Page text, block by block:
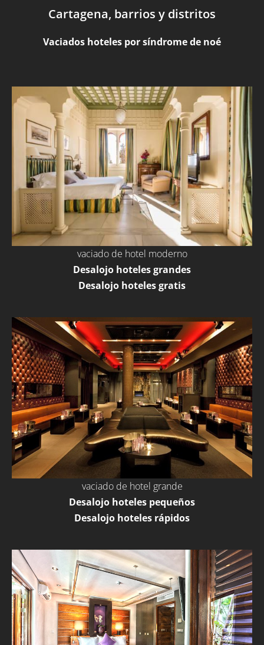
Cartagena, barrios y distritos
Vaciados hoteles por síndrome de noé
vaciado de hotel moderno
Desalojo hoteles grandes
Desalojo hoteles gratis
vaciado de hotel grande
Desalojo hoteles pequeños
Desalojo hoteles rápidos